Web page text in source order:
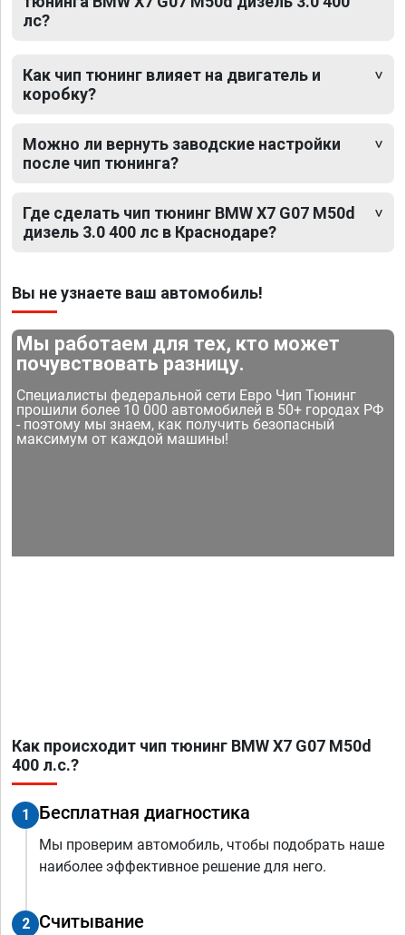
лс?
Как чип тюнинг влияет на двигатель и
коробку?
Можно ли вернуть заводские настройки
после чип тюнинга?
Где сделать чип тюнинг BMW X7 G07 M50d
дизель 3.0 400 лс в Краснодаре?
Вы не узнаете ваш автомобиль!
Мы работаем для тех, кто может
почувствовать разницу.
Специалисты федеральной сети Евро Чип Тюнинг
прошили более 10 000 автомобилей в 50+ городах РФ
- поэтому мы знаем, как получить безопасный
максимум от каждой машины!
Как происходит чип тюнинг BMW X7 G07 M50d
400 л.с.?
1 Бесплатная диагностика
Мы проверим автомобиль, чтобы подобрать наше
наиболее эффективное решение для него.
2 Считывание